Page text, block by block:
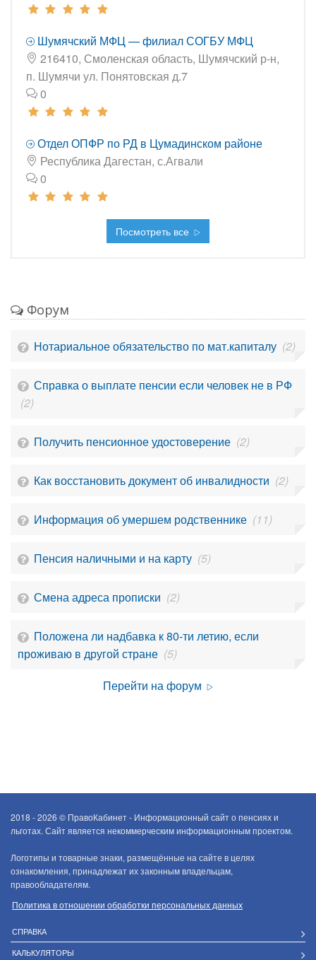
Шумячский МФЦ — филиал СОГБУ МФЦ
216410, Смоленская область, Шумячский р-н,
п. Шумячи ул. Понятовская д.7
0
Отдел ОПФР по РД в Цумадинском районе
Республика Дагестан, с.Агвали
0
Посмотреть все
Форум
Нотариальное обязательство по мат.капиталу (2)
Справка о выплате пенсии если человек не в РФ
(2)
Получить пенсионное удостоверение (2)
Как восстановить документ об инвалидности (2)
Информация об умершем родственнике (11)
Пенсия наличными и на карту (5)
Смена адреса прописки (2)
Положена ли надбавка к 80-ти летию, если
проживаю в другой стране (5)
Перейти на форум
2018 - 2026 © ПравоКабинет - Информационный сайт о пенсиях и
льготах. Сайт является некоммерческим информационным проектом.
Логотипы и товарные знаки, размещённые на сайте в целях
ознакомления, принадлежат их законным владельцам,
правообладателям.
Политика в отношении обработки персональных данных
СПРАВКА
КАЛЬКУЛЯТОРЫ